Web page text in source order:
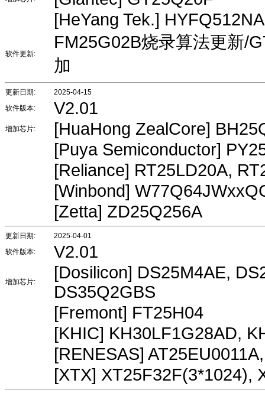
[HeYang Tek.]
软件更新:
FM25G02B烧录算法更新/
加
更新日期:
2025-04-15
软件版本:
V2.01
增加芯片:
[HuaHong ZealCore]
[Puya Semiconductor]
[Reliance] RT25LD20A,
[Winbond]
[Zetta] ZD25Q256A
更新日期:
2025-04-01
软件版本:
V2.01
增加芯片:
[Dosilicon] DS25M4AE,
DS35Q2GBS
[Fremont] FT25H04
[KHIC] KH30LF1G28AD,
[RENESAS]
[XTX] XT25F32F(3*1024),